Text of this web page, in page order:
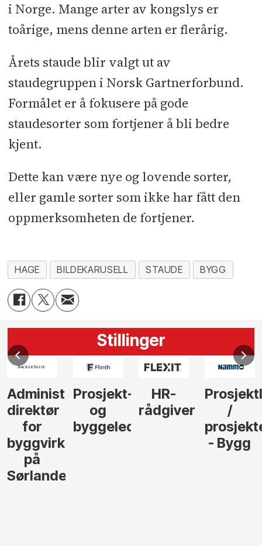
i Norge. Mange arter av kongslys er
toårige, mens denne arten er flerårig.
Årets staude blir valgt ut av
staudegruppen i Norsk Gartnerforbund.
Formålet er å fokusere på gode
staudesorter som fortjener å bli bedre
kjent.
Dette kan være nye og lovende sorter,
eller gamle sorter som ikke har fått den
oppmerksomheten de fortjener.
HAGE BILDEKARUSELL STAUDE BYGG
Stillinger
Administrerende
direktør
for
byggvirksomhet
på
Sørlandet
Prosjekt-
og
byggeleder
HR-
rådgiver
/
- Bygg